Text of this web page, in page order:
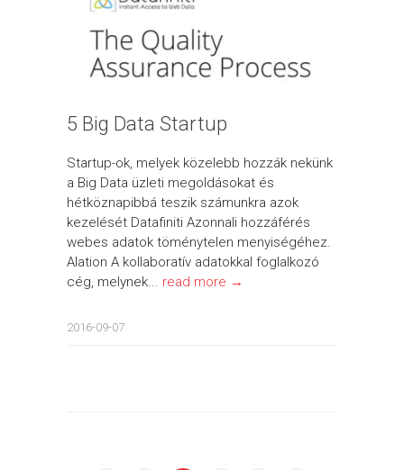
5 Big Data Startup
Startup-ok, melyek közelebb hozzák nekünk
a Big Data üzleti megoldásokat és
hétköznapibbá teszik számunkra azok
kezelését Datafiniti Azonnali hozzáférés
webes adatok töménytelen menyiségéhez.
Alation A kollaboratív adatokkal foglalkozó
cég, melynek... read more →
2016-09-07